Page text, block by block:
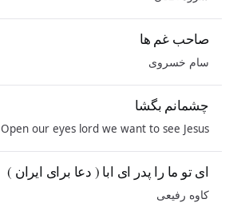
صاحب غم ها
سام خسروی
چشمانم بگشا
Open our eyes lord we want to see Jesus
ای تو ما را پدر ای ابا ( دعا برای ایران )
کاوه رفیعی